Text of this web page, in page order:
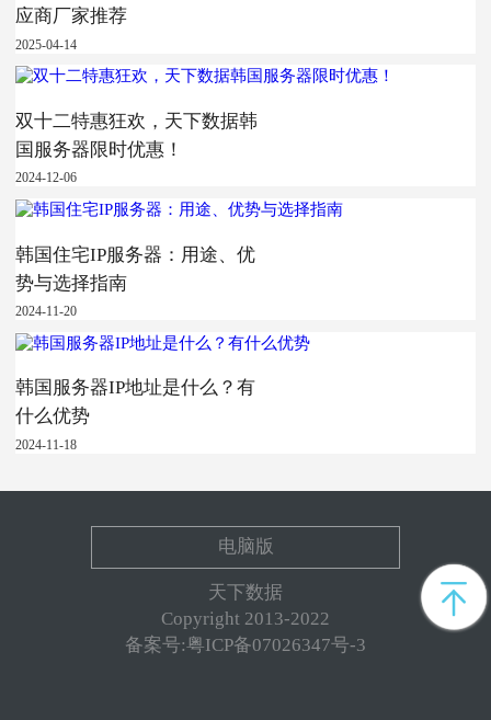
应商厂家推荐
2025-04-14
双十二特惠狂欢，天下数据韩
国服务器限时优惠！
2024-12-06
韩国住宅IP服务器：用途、优
势与选择指南
2024-11-20
韩国服务器IP地址是什么？有
什么优势
2024-11-18
电脑版
天下数据
Copyright 2013-2022
备案号:粤ICP备07026347号-3